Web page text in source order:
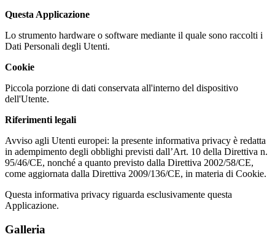
Questa Applicazione
Lo strumento hardware o software mediante il quale sono raccolti i
Dati Personali degli Utenti.
Cookie
Piccola porzione di dati conservata all'interno del dispositivo
dell'Utente.
Riferimenti legali
Avviso agli Utenti europei: la presente informativa privacy è redatta
in adempimento degli obblighi previsti dall’Art. 10 della Direttiva n.
95/46/CE, nonché a quanto previsto dalla Direttiva 2002/58/CE,
come aggiornata dalla Direttiva 2009/136/CE, in materia di Cookie.
Questa informativa privacy riguarda esclusivamente questa
Applicazione.
Galleria